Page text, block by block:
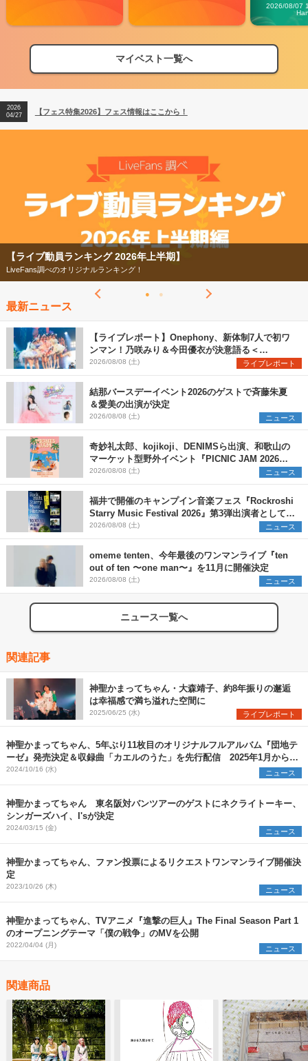
2026/08/07
マイベスト一覧へ
【フェス特集2026】フェス情報はここから！
【ライブ動員ランキング】2026年上半期編発表！
2026
04/27
【フェス特集2026】フェス情報はここから！
2026
【フェス特集2026】
今年もフェスの季節がやってきた！
最新ニュース
【ライブレポート】Onephony、新体制7人で初ワ
ンマン！乃咲みり＆今田優衣が決意語る＜
Onephony新体制1st Oneman Live はじまりの夏
＞
2026/08/08 (土) ライブレポート
結那バースデーイベント2026のゲストで斉藤朱夏
＆愛美の出演が決定
2026/08/08 (土) ニュース
奇妙礼太郎、kojikoji、DENIMSら出演、和歌山の
マーケット型野外イベント『PICNIC JAM 2026』
早割チケット発売開始
2026/08/08 (土) ニュース
福井で開催のキャンプイン音楽フェス『Rockroshi
Starry Music Festival 2026』第3弾出演者として
SCOOBIE DO、かりゆし58、Reiを発表
2026/08/08 (土) ニュース
omeme tenten、今年最後のワンマンライブ『ten
out of ten 〜one man〜』を11月に開催決定
2026/08/08 (土) ニュース
ニュース一覧へ
関連記事
神聖かまってちゃん・大森靖子、約8年振りの邂逅
は幸福感で満ち溢れた空間に
2025/06/25 (水) ライブレポート
神聖かまってちゃん、5年ぶり11枚目のオリジナルフルアルバム『団地テ
ーゼ』発売決定＆収録曲「カエルのうた」を先行配信 2025年1月からワ
ンマンツアーも開催
2024/10/16 (水) ニュース
神聖かまってちゃん 東名阪対バンツアーのゲストにネクライトーキー、
シンガーズハイ、I'sが決定
2024/03/15 (金) ニュース
神聖かまってちゃん、ファン投票によるリクエストワンマンライブ開催決
定
2023/10/26 (木) ニュース
神聖かまってちゃん、TVアニメ『進撃の巨人』The Final Season Part 1
のオープニングテーマ「僕の戦争」のMVを公開
2022/04/04 (月) ニュース
関連商品